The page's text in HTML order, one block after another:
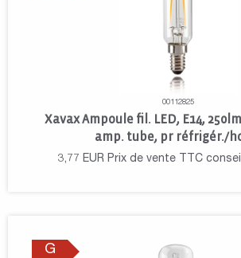
00112825
Xavax Ampoule fil. LED, E14,
amp. tube, pr réfrigér./
3,77 EUR Prix de vente TTC
G